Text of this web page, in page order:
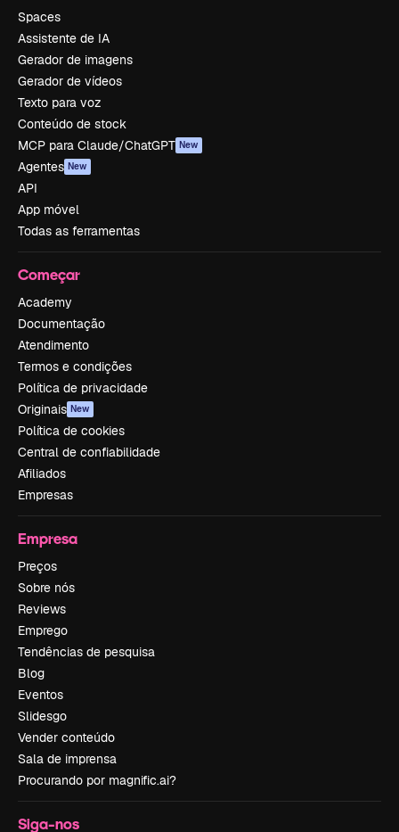
Spaces
Assistente de IA
Gerador de imagens
Gerador de vídeos
Texto para voz
Conteúdo de stock
MCP para Claude/ChatGPT New
Agentes New
API
App móvel
Todas as ferramentas
Começar
Academy
Documentação
Atendimento
Termos e condições
Política de privacidade
Originais New
Política de cookies
Central de confiabilidade
Afiliados
Empresas
Empresa
Preços
Sobre nós
Reviews
Emprego
Tendências de pesquisa
Blog
Eventos
Slidesgo
Vender conteúdo
Sala de imprensa
Procurando por magnific.ai?
Siga-nos